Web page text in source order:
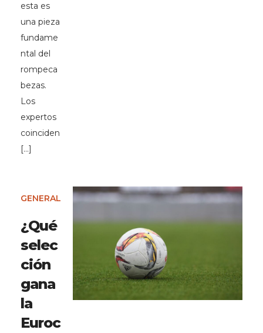
esta es
una pieza
fundame
ntal del
rompeca
bezas.
Los
expertos
coinciden
[…]
GENERAL
¿Qué
selec
ción
gana
la
Euroc